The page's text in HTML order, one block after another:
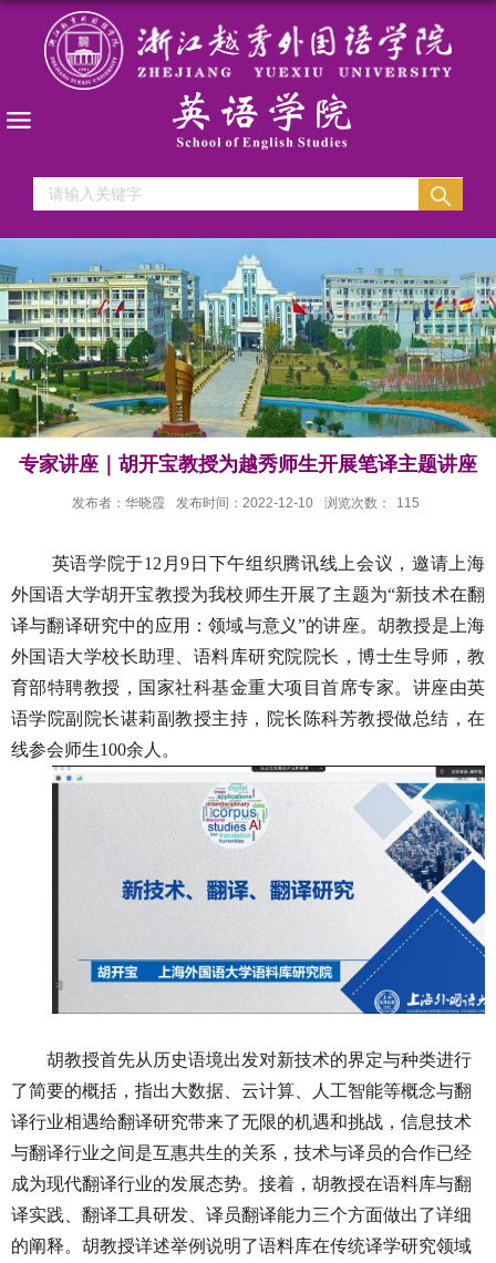
专家讲座｜胡开宝教授为越秀师生开展笔译主题讲座
发布者：华晓霞 发布时间：2022-12-10 浏览次数： 115
英语学院于12 月9 日下午组织腾讯线上会议，邀请上海
外国语大学胡开宝教授为我校师生开展了主题为“新技术在翻
译与翻译研究中的应用：领域与意义”的讲座。胡教授是上海
外国语大学校长助理、语料库研究院院长，博士生导师，教
育部特聘教授，国家社科基金重大项目首席专家。讲座由英
语学院副院长谌莉副教授主持，院长陈科芳教授做总结，在
线参会师生100余人。
胡教授首先从历史语境出发对新技术的界定与种类进行
了简要的概括，指出大数据、云计算、人工智能等概念与翻
译行业相遇给翻译研究带来了无限的机遇和挑战，信息技术
与翻译行业之间是互惠共生的关系，技术与译员的合作已经
成为现代翻译行业的发展态势。接着，胡教授在语料库与翻
译实践、翻译工具研发、译员翻译能力三个方面做出了详细
的阐释。胡教授详述举例说明了语料库在传统译学研究领域